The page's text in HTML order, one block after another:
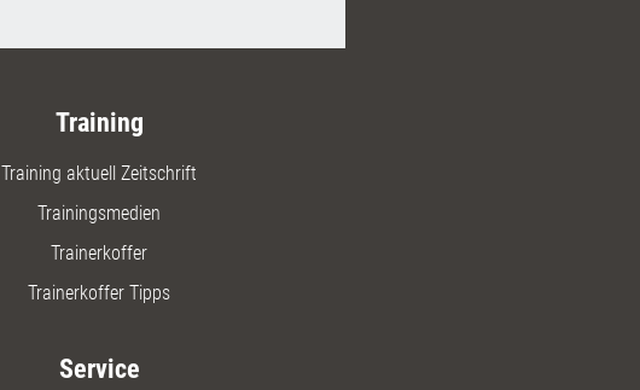
Training
Training aktuell Zeitschrift
Trainingsmedien
Trainerkoffer
Trainerkoffer Tipps
Service